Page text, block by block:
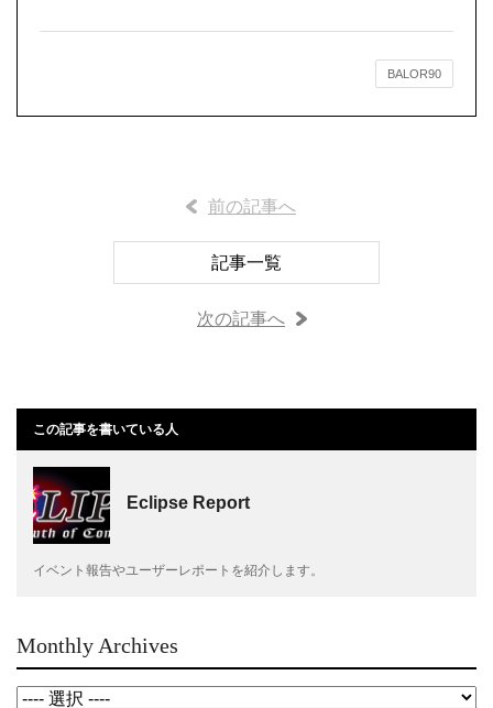
BALOR90
前の記事へ
記事一覧
次の記事へ
この記事を書いている人
Eclipse Report
イベント報告やユーザーレポートを紹介します。
Monthly Archives